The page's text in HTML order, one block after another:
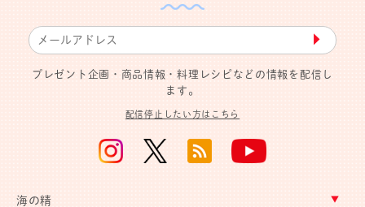
▶︎
プレゼント企画・商品情報・料理レシピなどの情報を配信し
ます。
配信停止したい方はこちら
海の精